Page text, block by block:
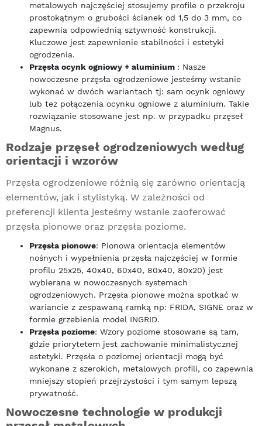
metalowych najczęściej stosujemy profile o przekroju
prostokątnym o grubości ścianek od 1,5 do 3 mm, co
zapewnia odpowiednią sztywność konstrukcji.
Kluczowe jest zapewnienie stabilności i estetyki
ogrodzenia.
Przęsła ocynk ogniowy + aluminium : Nasze
nowoczesne przęsła ogrodzeniowe jesteśmy wstanie
wykonać w dwóch wariantach tj: sam ocynk ogniowy
lub tez połączenia ocynku ogniowe z aluminium. Takie
rozwiązanie stosowane jest np. w przypadku przęseł
Magnus.
Rodzaje przęseł ogrodzeniowych według
orientacji i wzorów
Przęsła ogrodzeniowe różnią się zarówno orientacją
elementów, jak i stylistyką. W zależności od
preferencji klienta jesteśmy wstanie zaoferować
przęsła pionowe oraz przęsła poziome.
Przęsła pionowe: Pionowa orientacja elementów
nośnych i wypełnienia przęsła najczęściej w formie
profilu 25x25, 40x40, 60x40, 80x40, 80x20) jest
wybierana w nowoczesnych systemach
ogrodzeniowych. Przęsła pionowe można spotkać w
wariancie z zespawaną ramką np: FRIDA, SIGNE oraz w
formie grzebienia model INGRID.
Przęsła poziome: Wzory poziome stosowane są tam,
gdzie priorytetem jest zachowanie minimalistycznej
estetyki. Przęsła o poziomej orientacji mogą być
wykonane z szerokich, metalowych profili, co zapewnia
mniejszy stopień przejrzystości i tym samym lepszą
prywatność.
Nowoczesne technologie w produkcji